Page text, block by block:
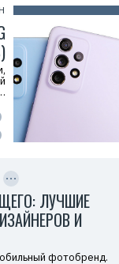
c
f
Р
е
к
л
а
м
д
а
т
О
О
О
«
х
I
ЛУЧШИЕ
И
фотобренд.